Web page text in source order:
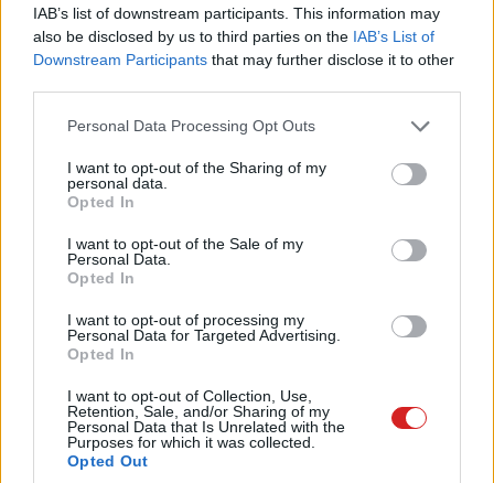
IAB’s list of downstream participants. This information may
also be disclosed by us to third parties on the IAB’s List of
Downstream Participants that may further disclose it to other
Please note that this website/app uses one or more Google
not limited to your visit or usage behaviour. You may click to
grant or deny consent to Google and its third-party tags to
use your data for below specified purposes in below Google
consent section.
Personal Data Processing Opt Outs
I want to opt-out of the Sharing of my
personal data.
Opted In
I want to opt-out of the Sale of my
Personal Data.
Opted In
I want to opt-out of processing my
Personal Data for Targeted Advertising.
Opted In
I want to opt-out of Collection, Use,
Retention, Sale, and/or Sharing of my
Personal Data that Is Unrelated with the
Purposes for which it was collected.
Opted Out
fogyasztású Microsoft Surface klón.
A gép 14 hüvelykes, full HD-s kijelzőt kapott, ami alatt
Intel Gemini Lake CPU lapul. Lecsatolható billentyűzet is
van, amelynek hála laptopnak is jó a hibrid.